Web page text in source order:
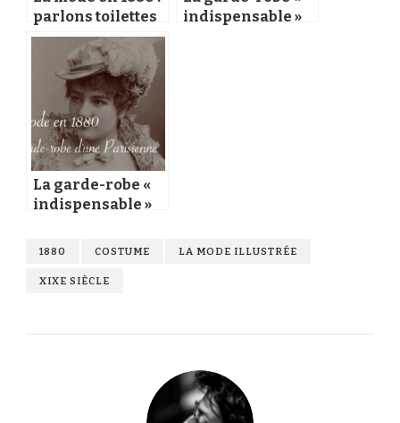
parlons toilettes
de bal…
indispensable »
La garde-robe «
indispensable »
1880 COSTUME LA MODE ILLUSTRÉE
XIXE SIÈCLE